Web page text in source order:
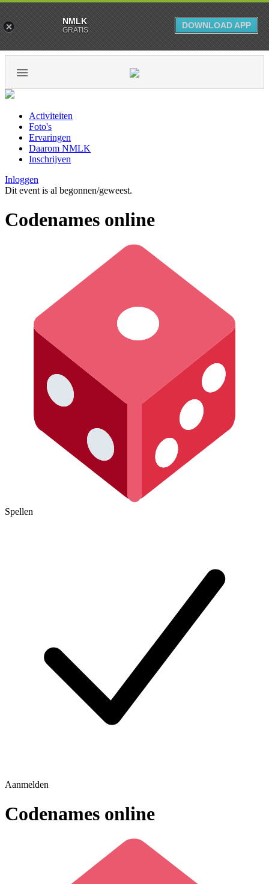
Activiteiten
Foto's
Ervaringen
Daarom NMLK
Inschrijven
Inloggen
Dit event is al begonnen/geweest.
Codenames online
Spellen
Aanmelden
Codenames online
NMLK
GRATIS DOWNLOAD APP